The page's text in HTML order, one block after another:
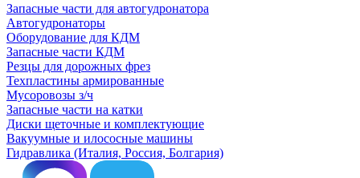
Запасные части для автогудронатора
Автогудронаторы
Оборудование для КДМ
Запасные части КДМ
Резцы для дорожных фрез
Техпластины армированные
Мусоровозы з/ч
Запасные части на катки
Диски щеточные и комплектующие
Вакуумные и илососные машины
Гидравлика (Италия, Россия, Болгария)